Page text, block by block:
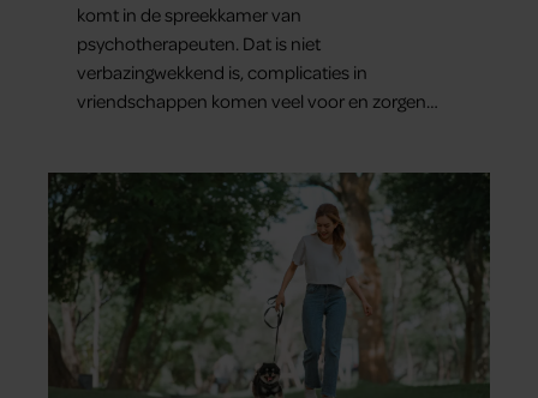
komt in de spreekkamer van
psychotherapeuten. Dat is niet
verbazingwekkend is, complicaties in
vriendschappen komen veel voor en zorgen